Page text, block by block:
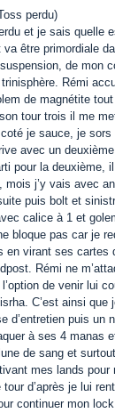
perdu)
et je sais quelle
être primordiale
de mon
Rémi
de magnétite
tour trois il me
je sauce, je sors
avec un
pour la deuxième,
j’y vais avec
puis bolt et
calice à 1 et
bloque pas car je
en virant ses cartes
Rémi ne
de venir lui
C’est ainsi que
d’entretien puis un
à ses 4 manas
de sang et
mes lands pour
d’après je lui
continuer mon lock